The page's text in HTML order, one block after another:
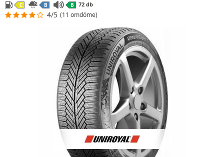
C B B 72 db
4/5 (11 omdöme)